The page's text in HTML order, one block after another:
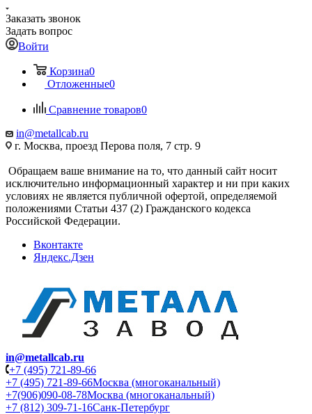
Заказать звонок
Задать вопрос
Войти
Корзина0
Отложенные0
Сравнение товаров0
in@metallcab.ru
г. Москва, проезд Перова поля, 7 стр. 9
Обращаем ваше внимание на то, что данный сайт носит
исключительно информационный характер и ни при каких
условиях не является публичной офертой, определяемой
положениями Статьи 437 (2) Гражданского кодекса
Российской Федерации.
Вконтакте
Яндекс.Дзен
in@metallcab.ru
+7 (495) 721-89-66
+7 (495) 721-89-66Москва (многоканальный)
+7(906)090-08-78Москва (многоканальный)
+7 (812) 309-71-16Санк-Петербург